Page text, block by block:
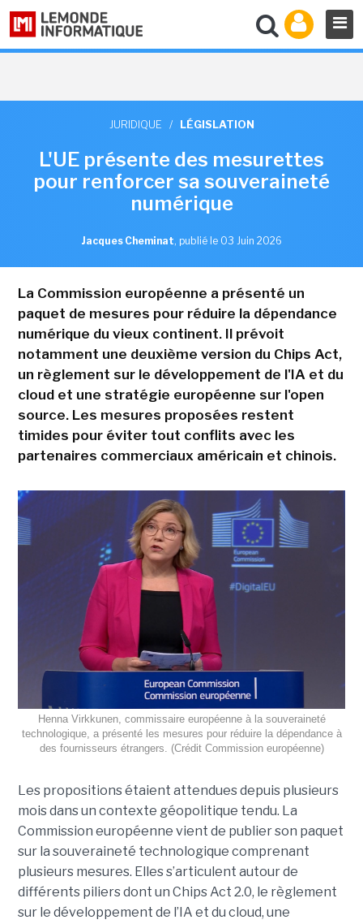
JURIDIQUE / LÉGISLATION
L'UE présente des mesurettes
pour renforcer sa souveraineté
numérique
Jacques Cheminat, publié le 03 Juin 2026
La Commission européenne a présenté un
paquet de mesures pour réduire la dépendance
numérique du vieux continent. Il prévoit
notamment une deuxième version du Chips Act,
un règlement sur le développement de l'IA et du
cloud et une stratégie européenne sur l'open
source. Les mesures proposées restent
timides pour éviter tout conflits avec les
partenaires commerciaux américain et chinois.
Henna Virkkunen, commissaire européenne à la souveraineté
technologique, a présenté les mesures pour réduire la dépendance à
des fournisseurs étrangers. (Crédit Commission européenne)
Les propositions étaient attendues depuis plusieurs
mois dans un contexte géopolitique tendu. La
Commission européenne vient de publier son paquet
sur la souveraineté technologique comprenant
plusieurs mesures. Elles s’articulent autour de
différents piliers dont un Chips Act 2.0, le règlement
sur le développement de l’IA et du cloud, une